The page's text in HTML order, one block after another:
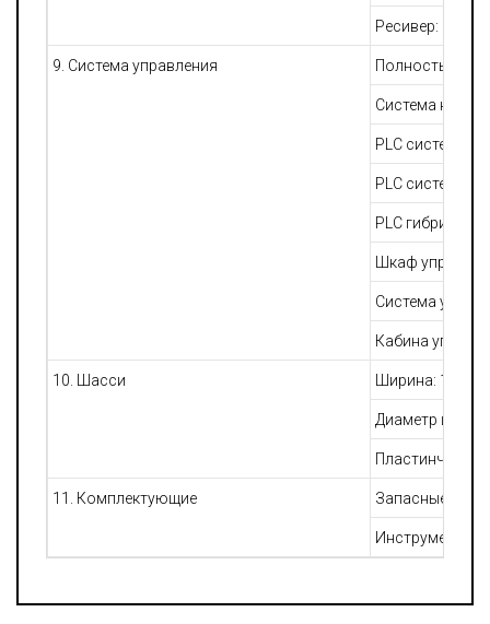
Ресивер: 1000 л
9. Система управления Полностью
Система
PLC система
PLC система
PLC гибридная
Шкаф
Система
Кабина
10. Шасси Ширина: 1840
Диаметр
Пластинчатая
11. Комплектующие Запасные
Инструменты